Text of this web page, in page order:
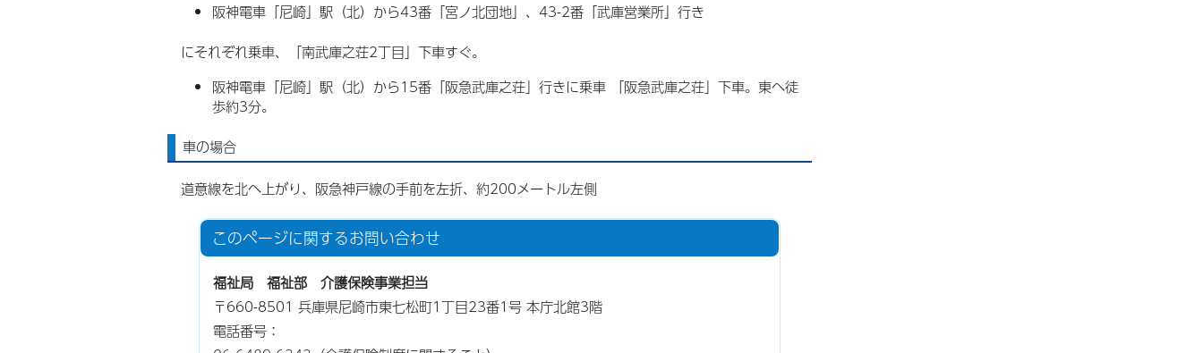
阪神電車「尼崎」駅（北）から43番「宮ノ北団地」、43-2番「武庫営業所」行き
にそれぞれ乗車、「南武庫之荘2丁目」下車すぐ。
阪神電車「尼崎」駅（北）から15番「阪急武庫之荘」行きに乗車 「阪急武庫之荘」下車。東へ徒
歩約3分。
車の場合
道意線を北へ上がり、阪急神戸線の手前を左折、約200メートル左側
このページに関するお問い合わせ
福祉局 福祉部 介護保険事業担当
〒660-8501 兵庫県尼崎市東七松町1丁目23番1号 本庁北館3階
電話番号：